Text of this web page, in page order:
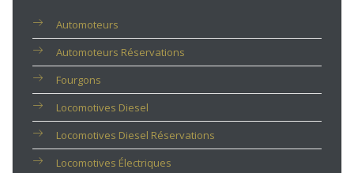
Automoteurs
Automoteurs Réservations
Fourgons
Locomotives Diesel
Locomotives Diesel Réservations
Locomotives Électriques